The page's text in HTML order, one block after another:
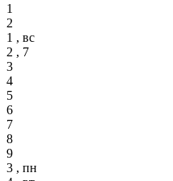
1
2
1 , вс
2 , 7
3
4
5
6
7
8
9
3 , пн